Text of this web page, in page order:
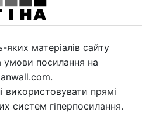
матеріалів сайту
умови посилання на
використовувати прямі
систем гіперпосилання.